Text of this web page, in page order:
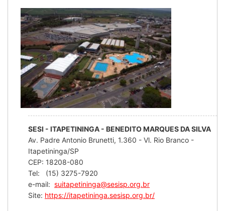
SESI - ITAPETININGA - BENEDITO MARQUES DA SILVA
Av. Padre Antonio Brunetti, 1.360 - Vl. Rio Branco -
Itapetininga/SP
CEP: 18208-080
Tel: (15) 3275-7920
e-mail: suitapetininga@sesisp.org.br
Site: https://itapetininga.sesisp.org.br/